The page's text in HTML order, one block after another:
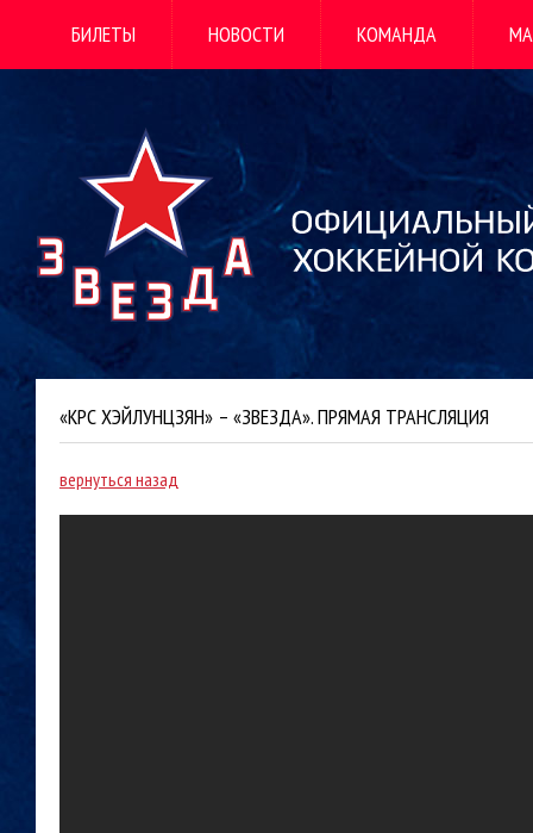
БИЛЕТЫ НОВОСТИ КОМАНДА
«КРС ХЭЙЛУНЦЗЯН» – «ЗВЕЗДА». ПРЯМАЯ ТРАНСЛЯЦИЯ
вернуться назад